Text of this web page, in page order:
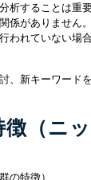
析することは重
係がありません
われていない場
、新キーワード
徴（ニ
の特徴）